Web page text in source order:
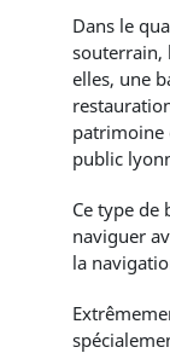
Dans le
souterrain,
elles, une
patrimoine
public
Ce type de
naviguer
la